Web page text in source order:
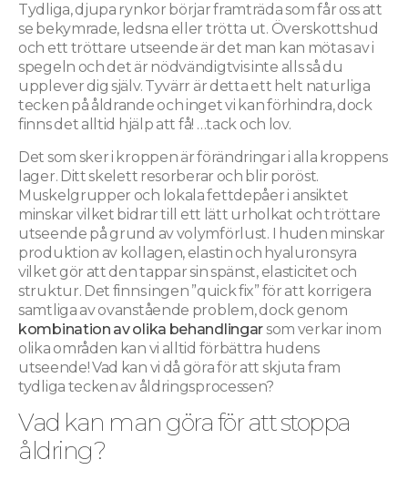
Tydliga, djupa rynkor börjar framträda som får oss att
se bekymrade, ledsna eller trötta ut. Överskottshud
och ett tröttare utseende är det man kan mötas av i
spegeln och det är nödvändigtvis inte alls så du
upplever dig själv. Tyvärr är detta ett helt naturliga
tecken på åldrande och inget vi kan förhindra, dock
finns det alltid hjälp att få! …tack och lov.
Det som sker i kroppen är förändringar i alla kroppens
lager. Ditt skelett resorberar och blir poröst.
Muskelgrupper och lokala fettdepåer i ansiktet
minskar vilket bidrar till ett lätt urholkat och tröttare
utseende på grund av volymförlust. I huden minskar
produktion av kollagen, elastin och hyaluronsyra
vilket gör att den tappar sin spänst, elasticitet och
struktur. Det finns ingen ”quick fix” för att korrigera
samtliga av ovanstående problem, dock genom
kombination av olika behandlingarsom verkar inom
olika områden kan vi alltid förbättra hudens
utseende! Vad kan vi då göra för att skjuta fram
tydliga tecken av åldringsprocessen?
Vad kan man göra för att stoppa
åldring?